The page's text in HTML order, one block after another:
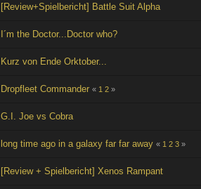
[Review+Spielbericht] Battle Suit Alpha
I´m the Doctor...Doctor who?
Kurz von Ende Orktober...
Dropfleet Commander « 1 2 »
G.I. Joe vs Cobra
long time ago in a galaxy far far away « 1 2 3 »
[Review + Spielbericht] Xenos Rampant